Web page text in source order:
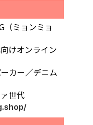
（ミョンミョ
けオンライン
カー／デニム
世代